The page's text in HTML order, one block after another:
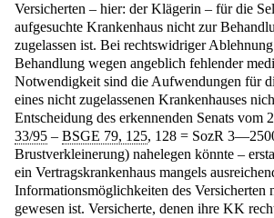
Versicherten – hier: der Klägerin – für die
aufgesuchte Krankenhaus nicht zur
zugelassen ist. Bei rechtswidriger
Behandlung wegen angeblich fehlender
Notwendigkeit sind die Aufwendungen für
eines nicht zugelassenen Krankenhauses
Entscheidung des erkennenden Senats vom
33/95 – BSGE 79, 125, 128 = SozR
Brustverkleinerung) nahelegen könnte –
ein Vertragskrankenhaus mangels
Informationsmöglichkeiten des Versicherten
gewesen ist. Versicherte, denen ihre KK